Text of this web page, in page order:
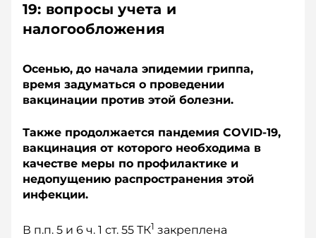
19: вопросы учета и
налогообложения
Осенью, до начала эпидемии гриппа,
время задуматься о проведении
вакцинации против этой болезни.
Также продолжается пандемия COVID-19,
вакцинация от которого необходима в
качестве меры по профилактике и
недопущению распространения этой
инфекции.
В п.п. 5 и 6 ч. 1 ст. 55 ТК1 закреплена